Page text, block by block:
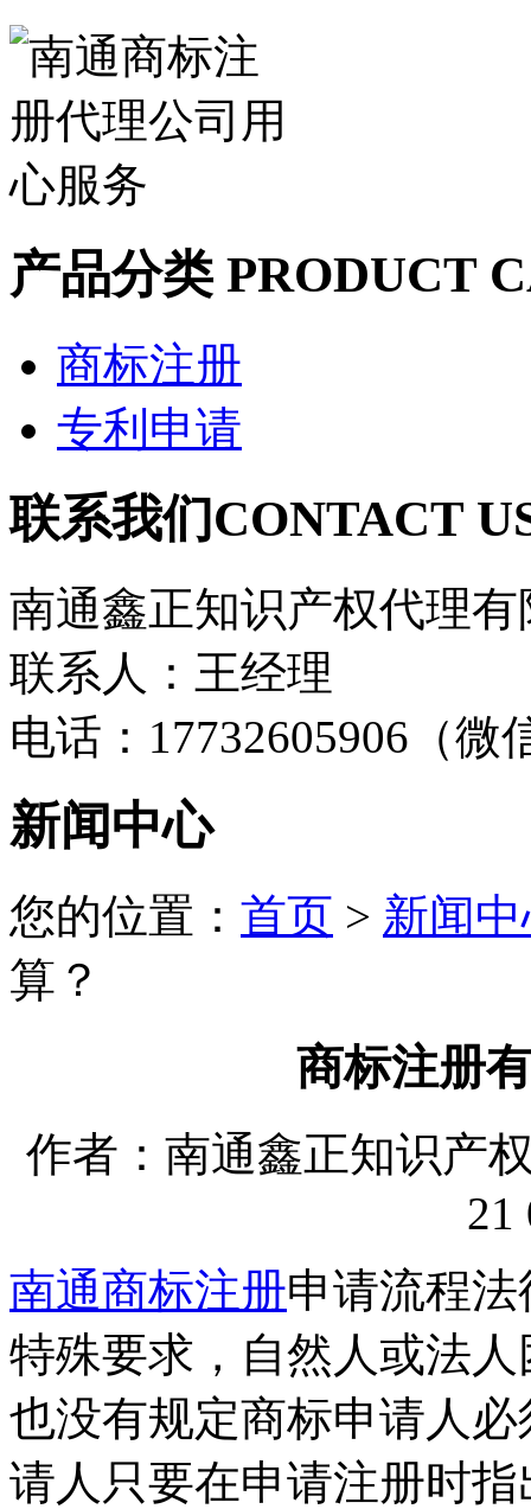
产品分类PRODUCT
商标注册
专利申请
联系我们CONTACT
南通鑫正知识产权代理有
联系人：王经理
电话：17732605906（微
新闻中心
您的位置： 首页 > 新闻
算？
商标注册
作者：南通鑫正知识产
21
南通商标注册申请流程
特殊要求，自然人或法
也没有规定商标申请人
请人只要在申请注册时